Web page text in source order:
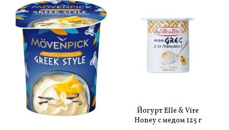
Йогурт Elle & Vire
Honey с медом 125 г